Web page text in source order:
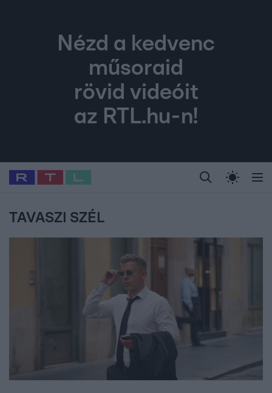
Nézd a kedvenc
műsoraid
rövid videóit
az RTL.hu-n!
Legfrissebb RTL Híradó Randi Celeb vagyok,
Babits Marcella Most Wanted Gallusz
TAVASZI SZÉL